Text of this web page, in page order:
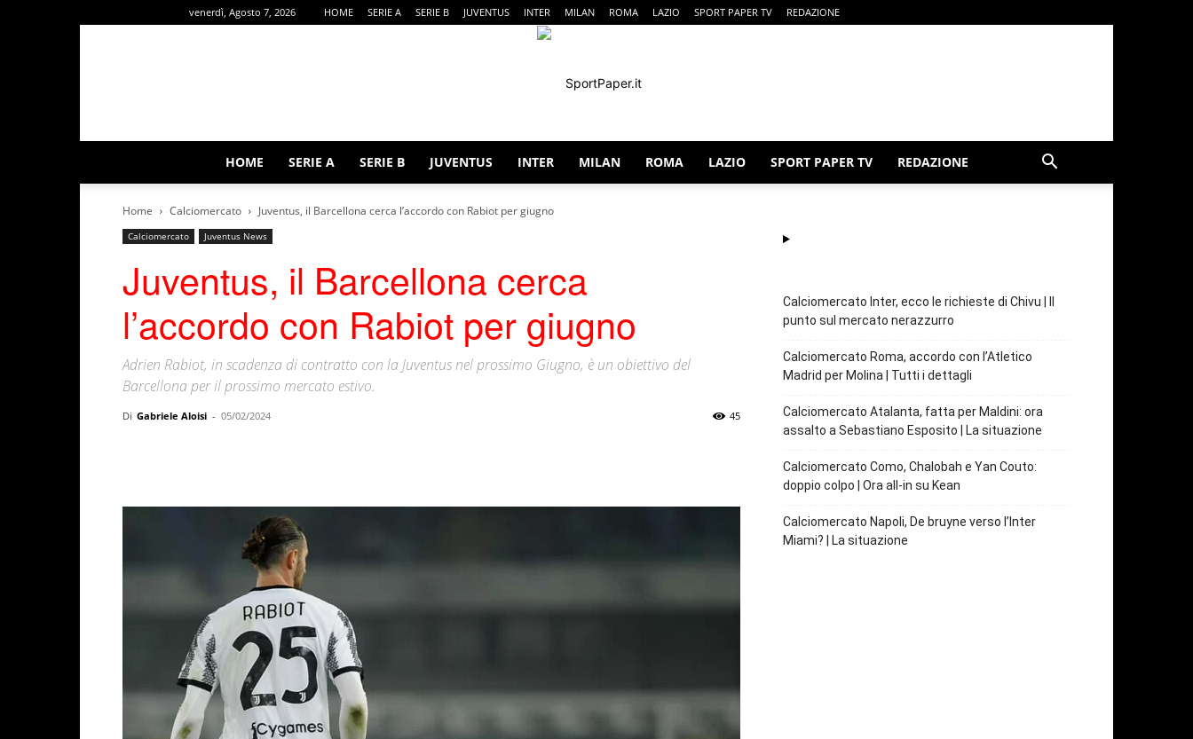
venerdì, Agosto 7, 2026 HOME SERIE A SERIE B JUVENTUS INTER MILAN ROMA LAZIO SPORT PAPER TV REDAZIONE
HOME SERIE A SERIE B JUVENTUS INTER MILAN ROMA LAZIO SPORT PAPER TV REDAZIONE
Home Calciomercato Juventus, il Barcellona cerca l’accordo con Rabiot per giugno
Calciomercato Juventus News
Juventus, il Barcellona cerca
l’accordo con Rabiot per giugno
Adrien Rabiot, in scadenza di contratto con la Juventus nel prossimo Giugno, è un obiettivo del
Barcellona per il prossimo mercato estivo.
Di Gabriele Aloisi - 05/02/2024 45
Calciomercato Inter, ecco le richieste di Chivu | Il
punto sul mercato nerazzurro
Calciomercato Roma, accordo con l’Atletico
Madrid per Molina | Tutti i dettagli
Calciomercato Atalanta, fatta per Maldini: ora
assalto a Sebastiano Esposito | La situazione
Calciomercato Como, Chalobah e Yan Couto:
doppio colpo | Ora all-in su Kean
Calciomercato Napoli, De bruyne verso l’Inter
Miami? | La situazione